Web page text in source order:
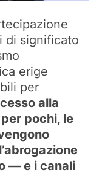
di significato
erige
per
alla
pochi, le
— e i canali